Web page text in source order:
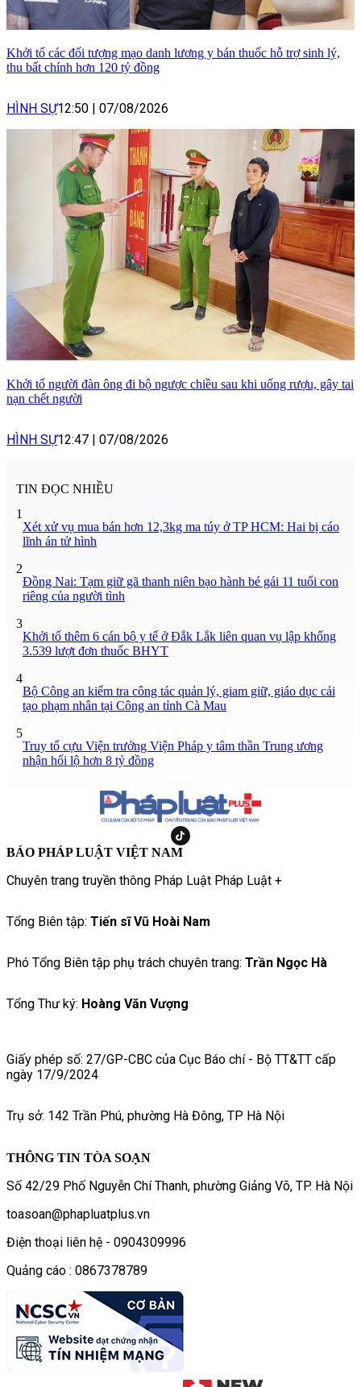
Khởi tố các đối tượng mạo danh lương y bán thuốc hỗ trợ sinh lý,
thu bất chính hơn 120 tỷ đồng
HÌNH SỰ12:50 07/08/2026
Khởi tố người đàn ông đi bộ ngược chiều sau khi uống rượu, gây tai
nạn chết người
HÌNH SỰ12:47 07/08/2026
TIN ĐỌC NHIỀU
1
Xét xử vụ mua bán hơn 12,3kg ma túy ở TP HCM: Hai bị cáo
lĩnh án tử hình
2
Đồng Nai: Tạm giữ gã thanh niên bạo hành bé gái 11 tuổi con
riêng của người tình
3
Khởi tố thêm 6 cán bộ y tế ở Đắk Lắk liên quan vụ lập khống
3.539 lượt đơn thuốc BHYT
4
Bộ Công an kiểm tra công tác quản lý, giam giữ, giáo dục cải
tạo phạm nhân tại Công an tỉnh Cà Mau
5
Truy tố cựu Viện trưởng Viện Pháp y tâm thần Trung ương
nhận hối lộ hơn 8 tỷ đồng
BÁO PHÁP LUẬT VIỆT NAM
Chuyên trang truyền thông Pháp Luật Pháp Luật +
Tổng Biên tập: Tiến sĩ Vũ Hoài Nam
Phó Tổng Biên tập phụ trách chuyên trang: Trần Ngọc Hà
Tổng Thư ký: Hoàng Văn Vượng
Giấy phép số: 27/GP-CBC của Cục Báo chí - Bộ TT&TT cấp
ngày 17/9/2024
Trụ sở: 142 Trần Phú, phường Hà Đông, TP Hà Nội
THÔNG TIN TÒA SOẠN
Số 42/29 Phố Nguyễn Chí Thanh, phường Giảng Võ, TP. Hà Nội
toasoan@phapluatplus.vn
Điện thoại liên hệ - 0904309996
Quảng cáo : 0867378789